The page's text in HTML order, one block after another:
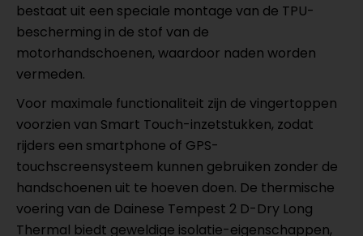
bestaat uit een speciale montage van de TPU-
bescherming in de stof van de
motorhandschoenen, waardoor naden worden
vermeden.
Voor maximale functionaliteit zijn de vingertoppen
voorzien van Smart Touch-inzetstukken, zodat
rijders een smartphone of GPS-
touchscreensysteem kunnen gebruiken zonder de
handschoenen uit te hoeven doen. De thermische
voering van de Dainese Tempest 2 D-Dry Long
Thermal biedt geweldige isolatie-eigenschappen,